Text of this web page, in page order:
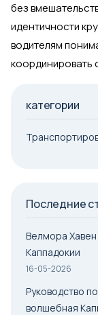
без
идентичности
водителям
координировать
категории
Последние
Велмора
Каппадокии
16-05-2026
Руководство
волшебная